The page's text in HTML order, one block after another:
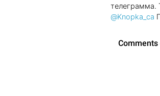
телеграмма.
@Knopka_ca